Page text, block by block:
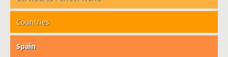
Countries
Spain